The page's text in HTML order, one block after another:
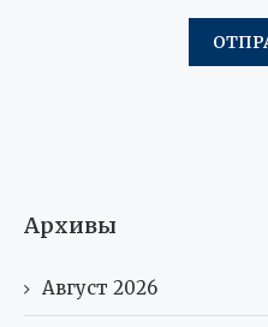
Архивы
Август 2026